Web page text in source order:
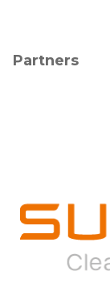
Partners